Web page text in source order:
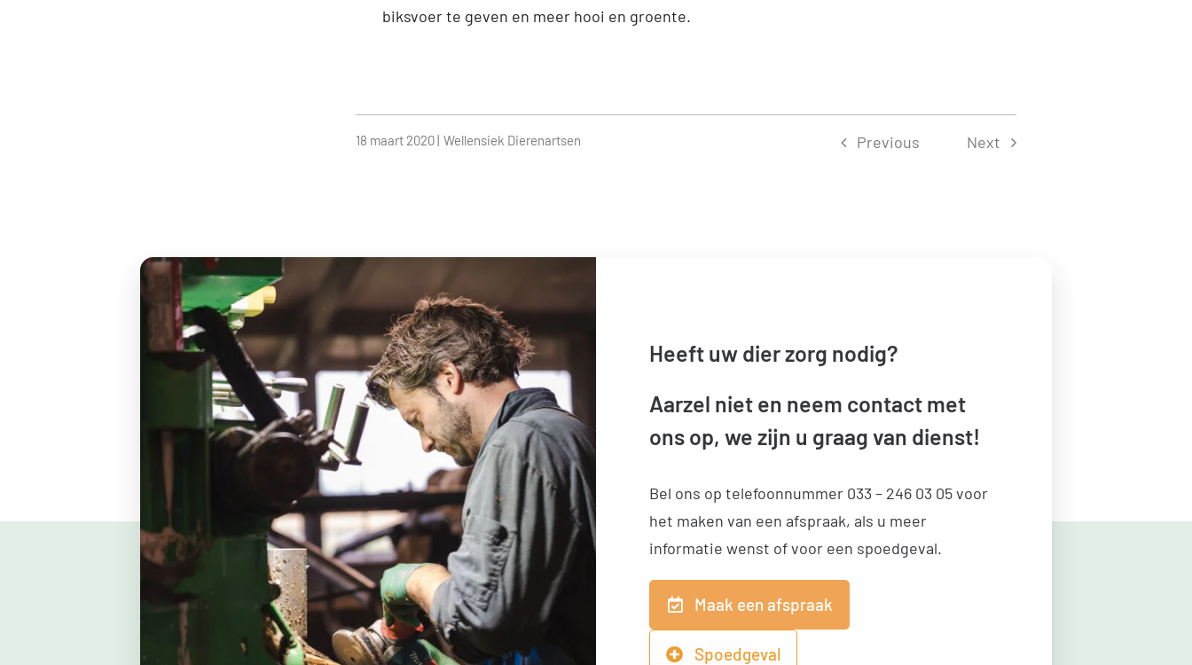
biksvoer te geven en meer hooi en groente.
18 maart 2020 | Wellensiek Dierenartsen Previous Next
Heeft uw dier zorg nodig?
Aarzel niet en neem contact met
ons op, we zijn u graag van dienst!
Bel ons op telefoonnummer 033 – 246 03 05voor
het maken van een afspraak, als u meer
informatie wenst of voor een spoedgeval.
Maak een afspraak
Spoedgeval